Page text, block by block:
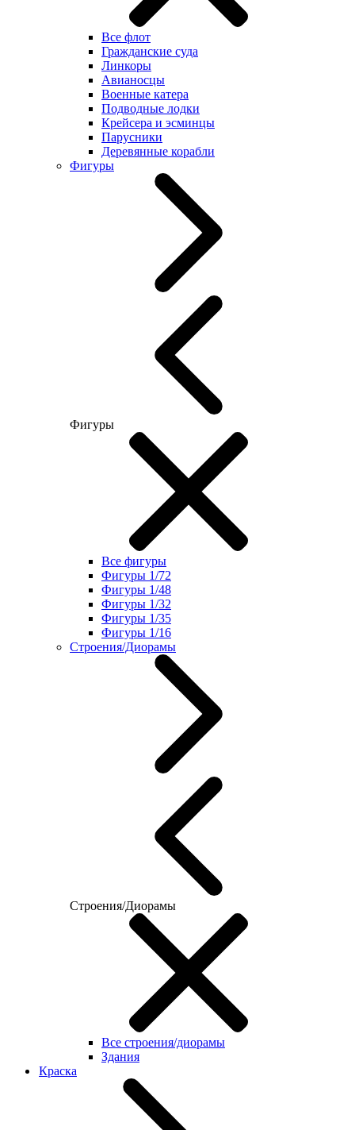
Все флот
Гражданские суда
Линкоры
Авианосцы
Военные катера
Подводные лодки
Крейсера и эсминцы
Парусники
Деревянные корабли
Фигуры
Фигуры
Все фигуры
Фигуры 1/72
Фигуры 1/48
Фигуры 1/32
Фигуры 1/35
Фигуры 1/16
Строения/Диорамы
Строения/Диорамы
Все строения/диорамы
Здания
Краска